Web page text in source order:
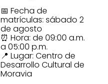
📅 Fecha de
matrículas: sábado 2
de agosto
⏰ Hora: de 09:00 a.m.
a 05:00 p.m.
📍 Lugar: Centro de
Desarrollo Cultural de
Moravia